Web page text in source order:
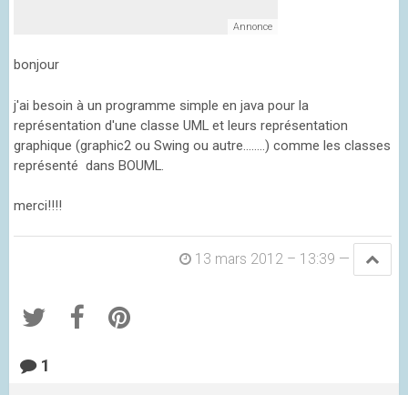
bonjour
j'ai besoin à un programme simple en java pour la
représentation d'une classe UML et leurs représentation
graphique (graphic2 ou Swing ou autre........) comme les classes
représenté dans BOUML.
merci!!!!
13 mars 2012 – 13:39 —
1